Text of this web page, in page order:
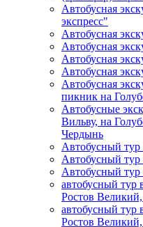
Автобусная
экспресс"
Автобусная
Автобусная
Автобусная
Автобусная
Автобусная
пикник на
Автобусные
Вильву, на
Чердынь
Автобусный тур
Автобусный
Автобусный
автобусный тур
Ростов Великий,
автобусный тур
Ростов